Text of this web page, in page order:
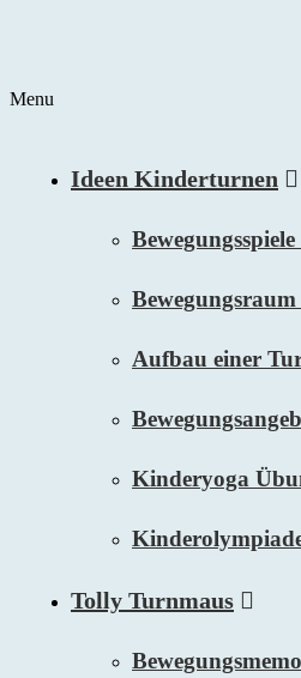
Menu
Ideen Kinderturnen
Aufbau einer
Kinderyoga
Tolly Turnmaus